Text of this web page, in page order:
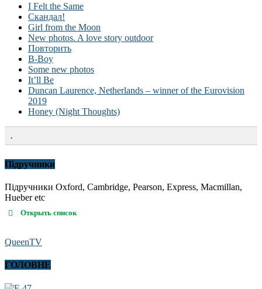
I Felt the Same
Скандал!
Girl from the Moon
New photos. A love story outdoor
Повторить
B-Boy
Some new photos
It’ll Be
Duncan Laurence, Netherlands – winner of the Eurovision
2019
Honey (Night Thoughts)
.
Підручники
Підручники Oxford, Cambridge, Pearson, Express, Macmillan,
Hueber etc
Открыть список
QueenTV
ГОЛОВНЕ